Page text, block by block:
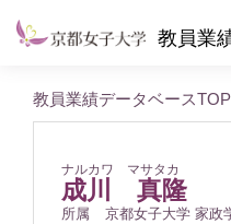
教員業
教員業績データベースTOP
ナルカワ マサタカ
成川 真隆
所属
京都女子大学 家政